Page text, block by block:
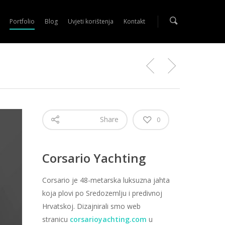
Portfolio Blog Uvjeti korištenja Kontakt
Share 0
Corsario Yachting
Corsario je 48-metarska luksuzna jahta
koja plovi po Sredozemlju i predivnoj
Hrvatskoj. Dizajnirali smo web
stranicu corsarioyachting.com u